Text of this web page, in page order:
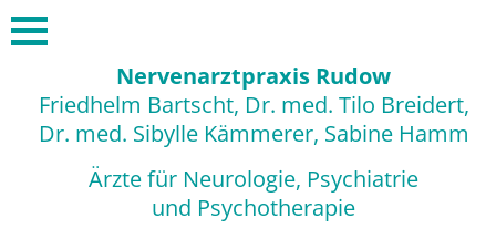
Nervenarztpraxis Rudow
Friedhelm Bartscht, Dr. med. Tilo Breidert,
Dr. med. Sibylle Kämmerer, Sabine Hamm
Ärzte für Neurologie, Psychiatrie
und Psychotherapie